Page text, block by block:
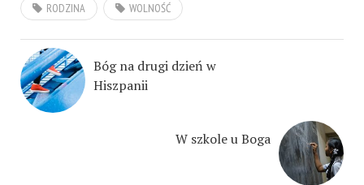
RODZINA
WOLNOŚĆ
Bóg na drugi dzień w
Hiszpanii
W szkole u Boga